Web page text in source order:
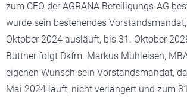
zum CEO der AGRANA Beteiligungs-AG
wurde sein bestehendes
Oktober 2024 ausläuft, bis 31. Oktober
Büttner folgt Dkfm. Markus Mühleisen,
eigenen Wunsch sein Vorstandsmandat,
Mai 2024 läuft, nicht verlängert und zum